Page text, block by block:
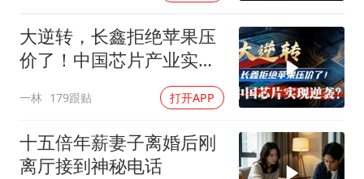
大逆转，长鑫拒绝苹果压
价了！中国芯片产业实现
一林 179跟贴 打开APP
十五倍年薪妻子离婚后刚
离厅接到神秘电话